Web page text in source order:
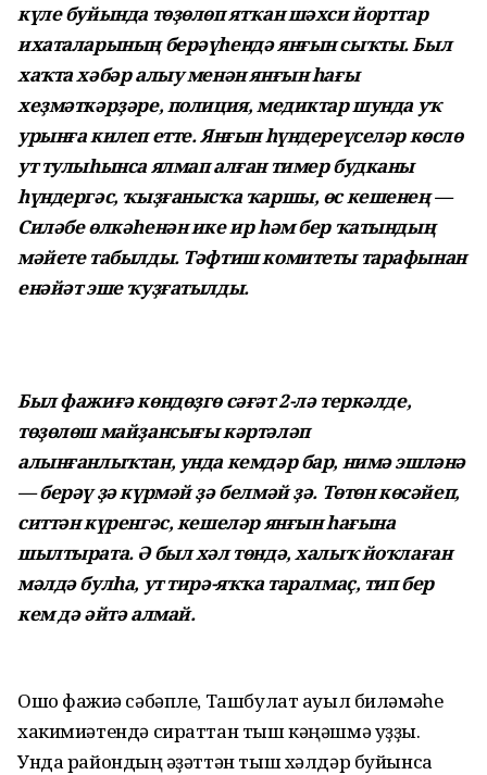
күле буйында төҙөлөп ятҡан шәхси йорттар
ихаталарының берәүһендә янғын сыҡты. Был
хаҡта хәбәр алыу менән янғын һағы
хеҙмәткәрҙәре, полиция, медиктар шунда уҡ
урынға килеп етте. Янғын һүндереүселәр көслө
ут тулыһынса ялмап алған тимер будканы
һүндергәс, ҡыҙғанысҡа ҡаршы, өс кешенең —
Силәбе өлкәһенән ике ир һәм бер ҡатындың
мәйете табылды. Тәфтиш комитеты тарафынан
енәйәт эше ҡуҙғатылды.
Был фажиғә көндөҙгө сәғәт 2-лә теркәлде,
төҙөлөш майҙансығы кәртәләп
алынғанлыҡтан, унда кемдәр бар, нимә эшләнә
— берәү ҙә күрмәй ҙә белмәй ҙә. Төтөн көсәйеп,
ситтән күренгәс, кешеләр янғын һағына
шылтырата. Ә был хәл төндә, халыҡ йоҡлаған
мәлдә булһа, ут тирә-яҡҡа таралмаҫ, тип бер
кем дә әйтә алмай.
Ошо фажиғә сәбәпле, Ташбулат ауыл биләмәһе
хакимиәтендә сираттан тыш кәңәшмә уҙҙы.
Унда райондың ғәҙәттән тыш хәлдәр буйынса